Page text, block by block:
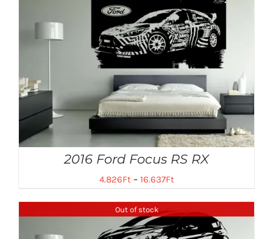
2016 Ford Focus RS RX
4.826Ft– 16.637Ft
Out of stock